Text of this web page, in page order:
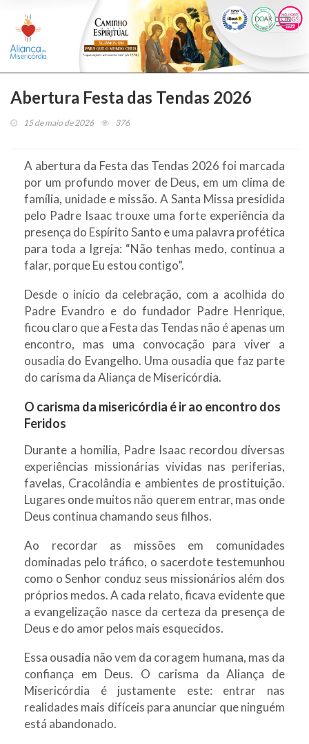
Abertura Festa das Tendas 2026
15 de maio de 2026 376
A abertura da Festa das Tendas 2026 foi marcada
por um profundo mover de Deus, em um clima de
família, unidade e missão. A Santa Missa presidida
pelo Padre Isaac trouxe uma forte experiência da
presença do Espírito Santo e uma palavra profética
para toda a Igreja: “Não tenhas medo, continua a
falar, porque Eu estou contigo”.
Desde o início da celebração, com a acolhida do
Padre Evandro e do fundador Padre Henrique,
ficou claro que a Festa das Tendas não é apenas um
encontro, mas uma convocação para viver a
ousadia do Evangelho. Uma ousadia que faz parte
do carisma da Aliança de Misericórdia.
O carisma da misericórdia é ir ao encontro dos
Feridos
Durante a homilia, Padre Isaac recordou diversas
experiências missionárias vividas nas periferias,
favelas, Cracolândia e ambientes de prostituição.
Lugares onde muitos não querem entrar, mas onde
Deus continua chamando seus filhos.
Ao recordar as missões em comunidades
dominadas pelo tráfico, o sacerdote testemunhou
como o Senhor conduz seus missionários além dos
próprios medos. A cada relato, ficava evidente que
a evangelização nasce da certeza da presença de
Deus e do amor pelos mais esquecidos.
Essa ousadia não vem da coragem humana, mas da
confiança em Deus. O carisma da Aliança de
Misericórdia é justamente este: entrar nas
realidades mais difíceis para anunciar que ninguém
está abandonado.